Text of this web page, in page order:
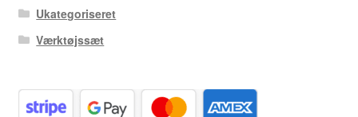
Ukategoriseret
Værktøjssæt